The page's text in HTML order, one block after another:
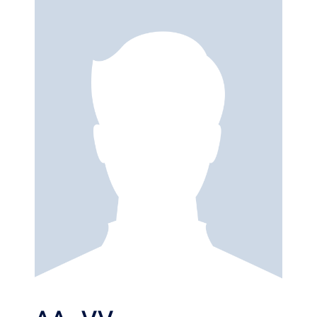
la competitividad de las empresas, estimular la innovación y,
por ende, el bienestar social.
En el libro aparecen los abstract de todas las ponencias y
comunicaciones presentadas y en el CD que se acompaña
encontrará el texto íntegro de todos los trabajos.